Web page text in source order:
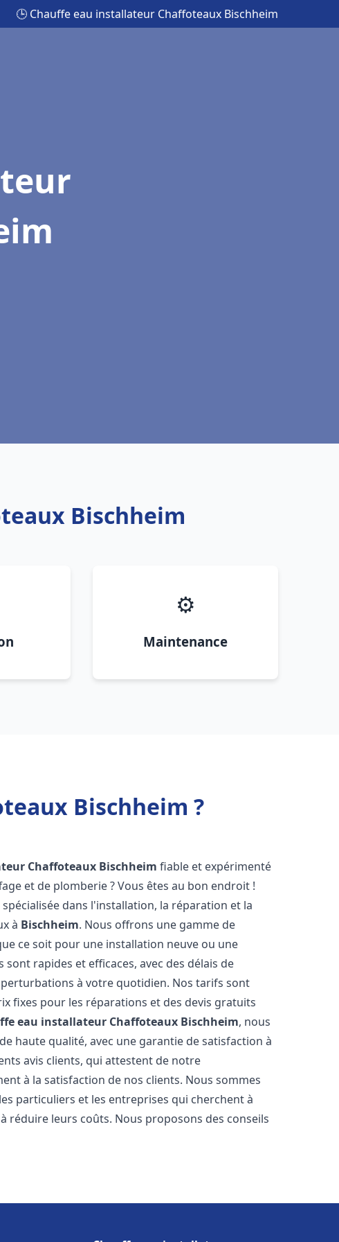
🕒 Chauffe eau installateur Chaffoteaux Bischheim
Bischheim
⚙️
Maintenance
Bischheim ?
Chaffoteaux Bischheim fiable et expérimenté
et de plomberie ? Vous êtes au bon endroit !
dans l'installation, la réparation et la
à Bischheim. Nous offrons une gamme de
ce soit pour une installation neuve ou une
rapides et efficaces, avec des délais de
à votre quotidien. Nos tarifs sont
fixes pour les réparations et des devis gratuits
eau installateur Chaffoteaux Bischheim, nous
haute qualité, avec une garantie de satisfaction à
avis clients, qui attestent de notre
à la satisfaction de nos clients. Nous sommes
particuliers et les entreprises qui cherchent à
réduire leurs coûts. Nous proposons des conseils